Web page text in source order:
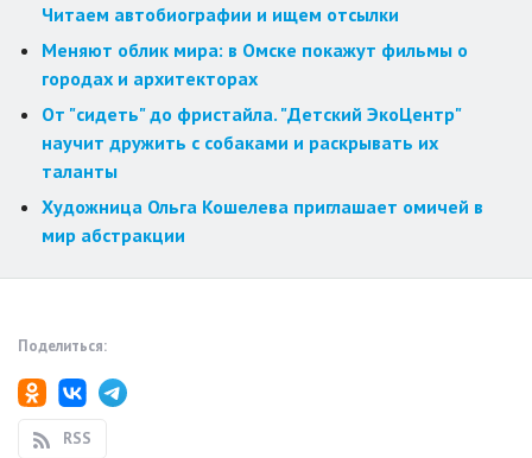
Читаем автобиографии и ищем отсылки
Меняют облик мира: в Омске покажут фильмы о
городах и архитекторах
От "сидеть" до фристайла. "Детский ЭкоЦентр"
научит дружить с собаками и раскрывать их
таланты
Художница Ольга Кошелева приглашает омичей в
мир абстракции
Поделиться:
RSS